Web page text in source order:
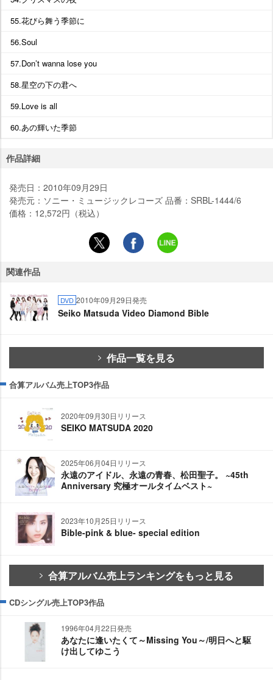
55.花びら舞う季節に
56.Soul
57.Don’t wanna lose you
58.星空の下の君へ
59.Love is all
60.あの輝いた季節
作品詳細
発売日：2010年09月29日
発売元：ソニー・ミュージックレコーズ 品番：SRBL-1444/6
価格：12,572円（税込）
関連作品
DVD 2010年09月29日発売
Seiko Matsuda Video Diamond Bible
作品一覧を見る
合算アルバム売上TOP3作品
2020年09月30日リリース
SEIKO MATSUDA 2020
2025年06月04日リリース
永遠のアイドル、永遠の青春、松田聖子。 ~45th
Anniversary 究極オールタイムベスト~
2023年10月25日リリース
Bible-pink & blue- special edition
合算アルバム売上ランキングをもっと見る
CDシングル売上TOP3作品
1996年04月22日発売
あなたに逢いたくて～Missing You～/明日へと駆
け出してゆこう